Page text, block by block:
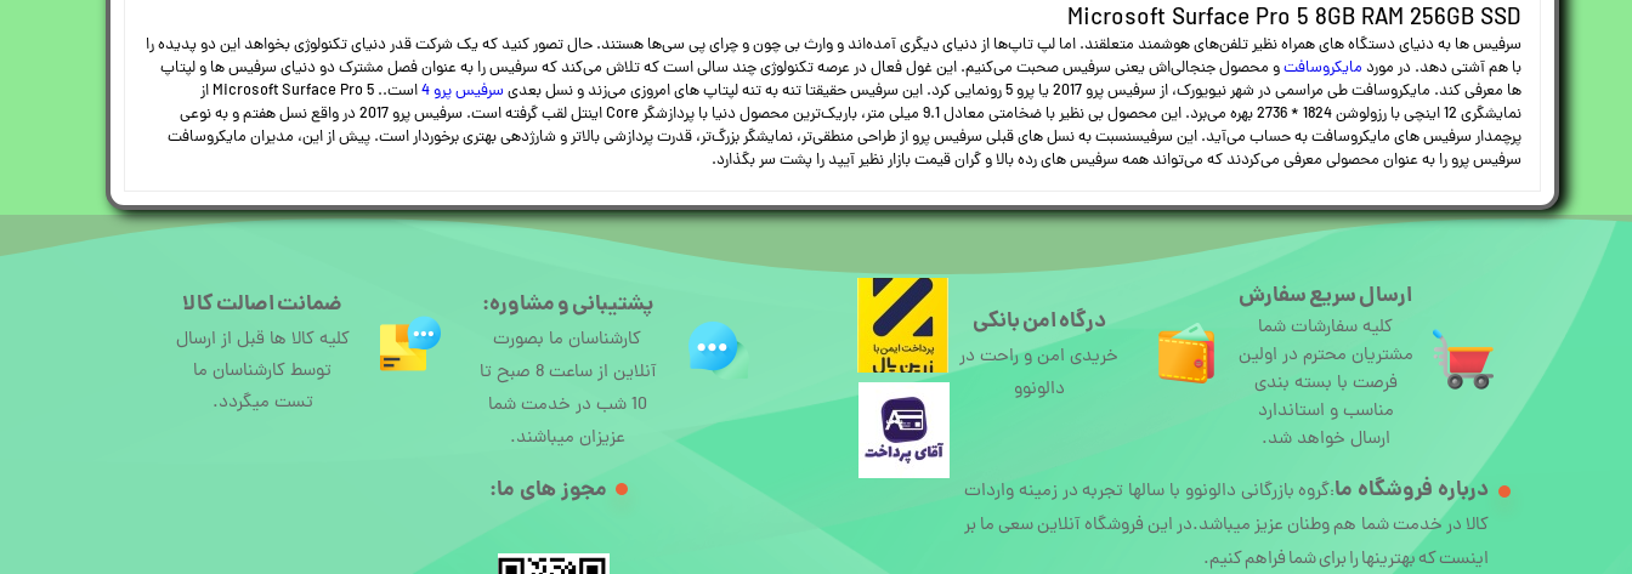
Microsoft Surface Pro 5 8GB RAM 256GB SSD
سرفیس ها به دنیای دستگاه های همراه نظیر تلفن‌های هوشمند متعلقند. اما لپ تاپ‌ها از دنیای دیگری آمده‌اند و وارث بی چون و چرای پی سی‌ها هستند. حال تصور کنید که یک شرکت قدر دنیای تکنولوژی بخواهد این دو پدیده را
با هم آشتی دهد. در مورد مایکروسافتو محصول جنجالی‌اش یعنی سرفیس صحبت می‌کنیم. این غول فعال در عرصه تکنولوژی چند سالی است که تلاش می‌کند که سرفیس را به عنوان فصل مشترک دو دنیای سرفیس ها و لپتاپ
ها معرفی کند. مایکروسافت طی مراسمی در شهر نیویورک، از سرفیس پرو 2017 یا پرو 5 رونمایی کرد. این سرفیس حقیقتا تنه به تنه لپتاپ های امروزی می‌زند و نسل بعدی
سرفیس پرو 4
است.. Microsoft Surface Pro 5 از
نمایشگری 12 اینچی با رزولوشن 1824 * 2736 بهره می‌برد. این محصول بی نظیر با ضخامتی معادل 9.1 میلی متر، باریک‌ترین محصول دنیا با پردازشگر Core اینتل لقب گرفته است. سرفیس پرو 2017 در واقع نسل هفتم و به نوعی
پرچمدار سرفیس های مایکروسافت به حساب می‌آید. این سرفیسنسبت به نسل های قبلی سرفیس پرو از طراحی منطقی‌تر، نمایشگر بزرگ‌تر، قدرت پردازشی بالاتر و شارژدهی بهتری برخوردار است. پیش از این، مدیران مایکروسافت
سرفیس پرو را به عنوان محصولی معرفی می‌کردند که می‌تواند همه سرفیس های رده بالا و گران قیمت بازار نظیر آیپد را پشت سر بگذارد.
ارسال سریع سفارش
کلیه سفارشات شما
مشتریان محترم در اولین
فرصت با بسته بندی
مناسب و استاندارد
ارسال خواهد شد.
درباره فروشگاه ما:گروه بازرگانی دالونوو با سالها تجربه در زمینه واردات
کالا در خدمت شما هم وطنان عزیز میباشد.در این فروشگاه آنلاین سعی ما بر
اینست که بهترینها را برای شما فراهم کنیم.
درگاه امن بانکی
خریدی امن و راحت در
دالونوو
پشتیبانی و مشاوره:
کارشناسان ما بصورت
آنلاین از ساعت 8 صبح تا
10 شب در خدمت شما
عزیزان میباشند.
ضمانت اصالت کالا
کلیه کالا ها قبل از ارسال
توسط کارشناسان ما
تست میگردد.
مجوز های ما:​